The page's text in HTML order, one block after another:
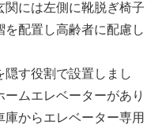
には左側に靴脱ぎ椅子
配置し高齢者に配慮し
す役割で設置しまし
ムエレベーターがあり
からエレベーター専用